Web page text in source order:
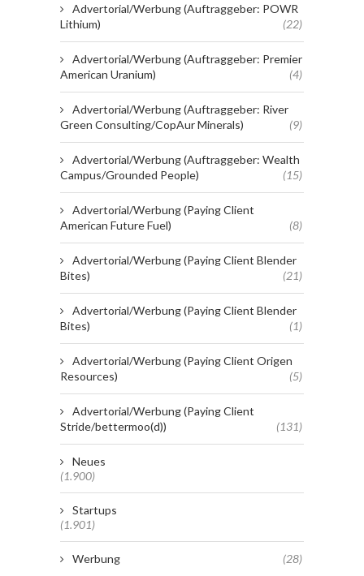
Advertorial/Werbung (Auftraggeber: POWR
Lithium)
(22)
Advertorial/Werbung (Auftraggeber: Premier
American Uranium)
(4)
Advertorial/Werbung (Auftraggeber: River
Green Consulting/CopAur Minerals)
(9)
Advertorial/Werbung (Auftraggeber: Wealth
Campus/Grounded People)
(15)
Advertorial/Werbung (Paying Client
American Future Fuel)
(8)
Advertorial/Werbung (Paying Client Blender
Bites)
(21)
Advertorial/Werbung (Paying Client Blender
Bites)
(1)
Advertorial/Werbung (Paying Client Origen
Resources)
(5)
Advertorial/Werbung (Paying Client
Stride/bettermoo(d))
(131)
Neues
(1.900)
Startups
(1.901)
Werbung (28)